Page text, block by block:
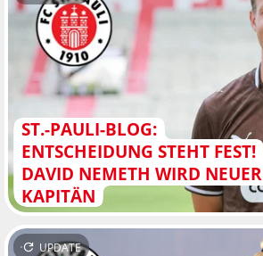
ST.-PAULI-BLOG:
ENTSCHEIDUNG STEHT FEST!
DAVID NEMETH WIRD NEUER
KAPITÄN
UPDATE